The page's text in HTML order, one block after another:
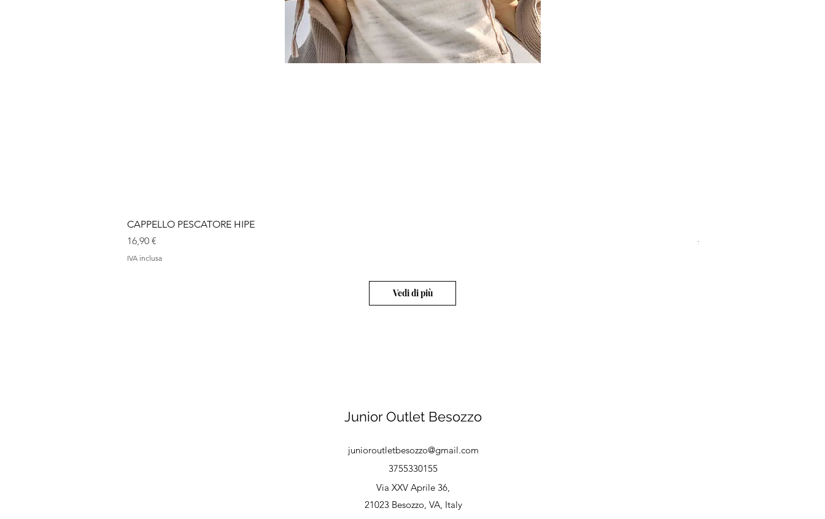
CAPPELLO PESCATORE HIPE
Prezzo
16,90 €
IVA inclusa
Prezzo regolare
29,90 €
Prezzo scontato
Vedi di più
Junior Outlet Besozzo
junioroutletbesozzo@gmail.com
3755330155
Via XXV Aprile 36,
21023 Besozzo, VA, Italy